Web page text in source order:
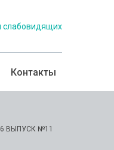
Контакты
ВЫПУСК №11